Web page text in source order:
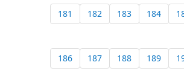
181 182 183 184
186 187 188 189